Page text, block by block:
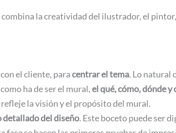
la creatividad del ilustrador, el
el cliente, paracentrar el tema. Lo natural
ha de ser el mural,el qué, cómo, dónde
la visión y el propósito del mural.
detallado del diseño. Este boceto puede ser